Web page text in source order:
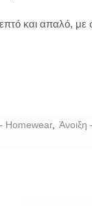
και απαλό, με
Homewear, Άνοιξη